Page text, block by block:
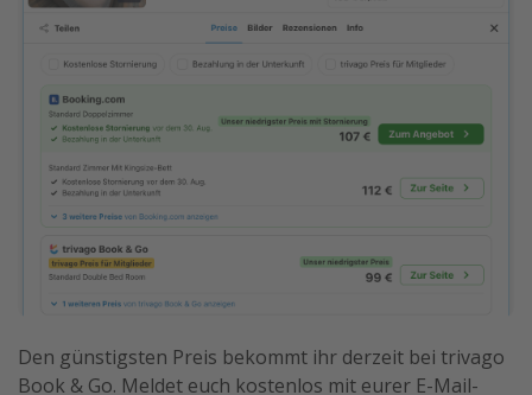
Den günstigsten Preis bekommt ihr derzeit bei trivago
Book & Go. Meldet euch kostenlos mit eurer E-Mail-